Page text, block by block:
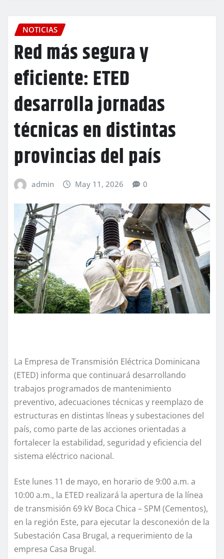
NOTICIAS
Red más segura y
eficiente: ETED
desarrolla jornadas
técnicas en distintas
provincias del país
admin May 11, 2026 0
La Empresa de Transmisión Eléctrica Dominicana
(ETED) informa que continuará desarrollando
trabajos programados de mantenimiento
preventivo, adecuaciones técnicas y reemplazo de
estructuras en distintas líneas y subestaciones del
país, como parte de las acciones orientadas a
fortalecer la estabilidad, seguridad y eficiencia del
sistema eléctrico nacional.
Este lunes 11 de mayo, en horario de 9:00 a.m. a
10:00 a.m., la ETED realizará la apertura de la línea
de transmisión 69 kV Boca Chica – SPM (Cementos),
en la región Este, para ejecutar la desconexión de la
Subestación Casa Brugal, a requerimiento de la
empresa Casa Brugal.